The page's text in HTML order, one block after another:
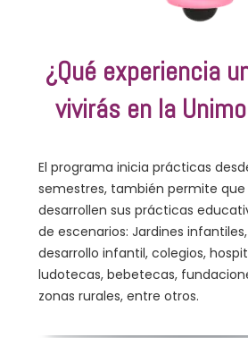
¿Qué experiencia
vivirás en la
El programa inicia prácticas
semestres, también permite que
desarrollen sus prácticas
de escenarios: Jardines
desarrollo infantil, colegios,
ludotecas, bebetecas,
zonas rurales, entre otros.